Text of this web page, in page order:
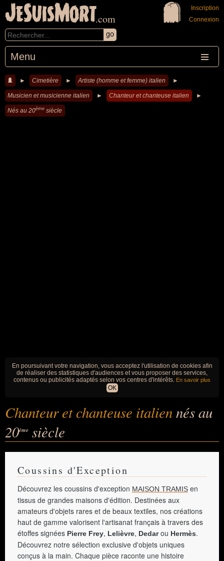
JeSuisMort.com
Menu
Inscription
Connexion
► Cimetière ► Artiste (homme et femme) italien ►
Musicien et musicienne italien ► Chanteur et chanteuse italien ►
Nés au 20ème siècle
En poursuivant votre navigation, vous acceptez l'utilisation de cookies afin
de réaliser des statistiques d'audiences et vous proposer des services,
contenus ou publicités adaptés selon vos centres d'intérêts. En savoir plus
OK
Chanteur et chanteuse italiennés au
20ème siècle
Coussins d'Exception
Découvrez les coussins d'exception MAISON TRAMIS en
tissus de grandes maisons d'édition. Destinées aux
amateurs d'objets rares et de beaux textiles, nos créations
haut de gamme valorisent l'artisanat français à travers des
étoffes signées Pierre Frey, Lelièvre, Dedarou Hermès.
Découvrez notre sélection exclusive d'objets uniques
conçus à la main. Chaque pièce raconte une histoire